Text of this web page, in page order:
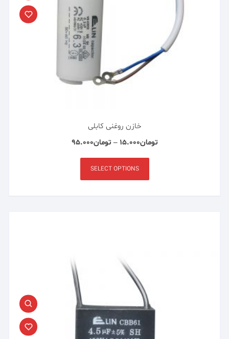
خازن روغنی کابلی
تومان۱۵.۰۰۰ – تومان۹۵.۰۰۰
SELECT OPTIONS